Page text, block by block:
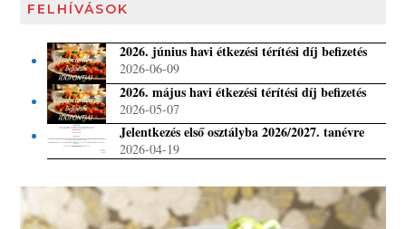
FELHÍVÁSOK
2026. június havi étkezési térítési díj befizetés
2026-06-09
2026. május havi étkezési térítési díj befizetés
2026-05-07
Jelentkezés első osztályba 2026/2027. tanévre
2026-04-19